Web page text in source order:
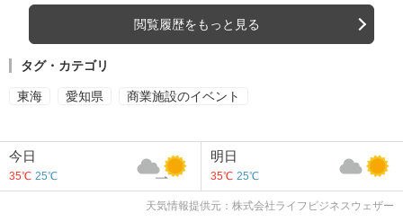
閲覧履歴をもっと見る
タグ・カテゴリ
東海 愛知県 商業施設のイベント
今日
35℃ 25℃
明日
35℃ 25℃
天気情報提供元：株式会社ライフビジネスウェザー